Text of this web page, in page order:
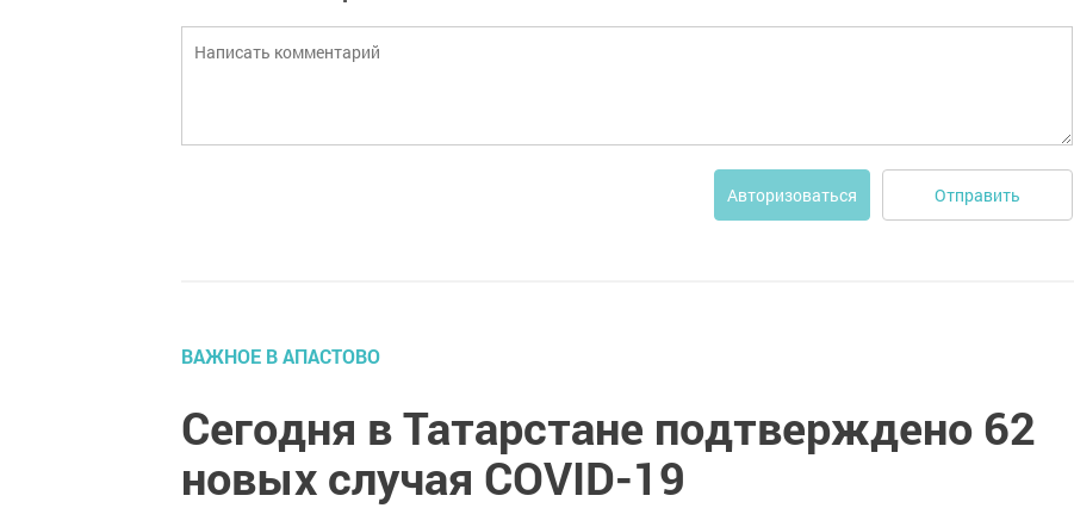
Авторизоваться Отправить
ВАЖНОЕ В АПАСТОВО
Сегодня в Татарстане подтверждено 62
новых случая COVID-19